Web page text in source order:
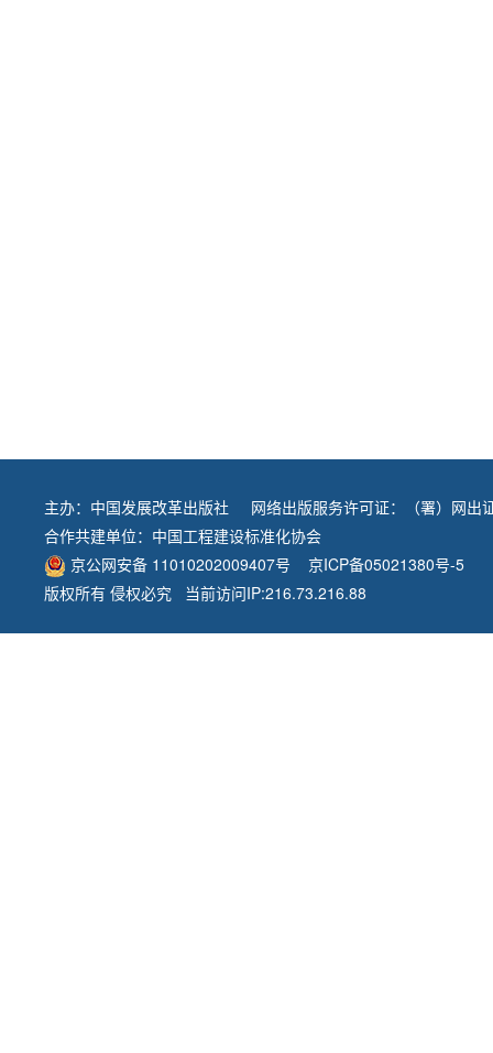
主办： 中国发展改革出版社
网络出版服务许可证：（署）网出
合作共建单位： 中国工程建设标准化协会
京公网安备 11010202009407号
京ICP备05021380号-5
版权所有 侵权必究 当前访问IP:216.73.216.88